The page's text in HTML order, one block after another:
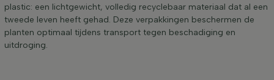
plastic: een lichtgewicht, volledig recyclebaar materiaal dat al een
tweede leven heeft gehad. Deze verpakkingen beschermen de
planten optimaal tijdens transport tegen beschadiging en
uitdroging.